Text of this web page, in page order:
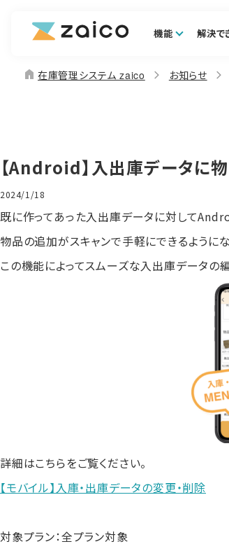
機能 解決で
home 在庫管理システム zaico お知らせ
【Android】入出庫データに
2024/1/18
既に作ってあった入出庫データに対して
物品の追加がスキャンで手軽にできるようにな
この機能によってスムーズな入出庫データの
詳細はこちらをご覧ください。
【モバイル】入庫・出庫データの変更・削除
対象プラン：全プラン対象